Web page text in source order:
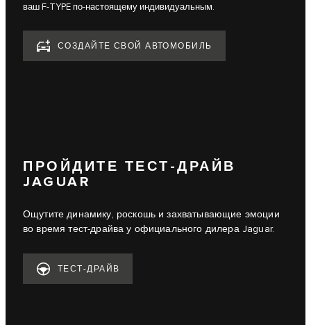
ваш F-TYPE по-настоящему индивидуальным.
СОЗДАЙТЕ СВОЙ АВТОМОБИЛЬ
ПРОЙДИТЕ ТЕСТ-ДРАЙВ
JAGUAR
Ощутите динамику, роскошь и захватывающие эмоции
во время тест-драйва у официального дилера Jaguar.
ТЕСТ-ДРАЙВ